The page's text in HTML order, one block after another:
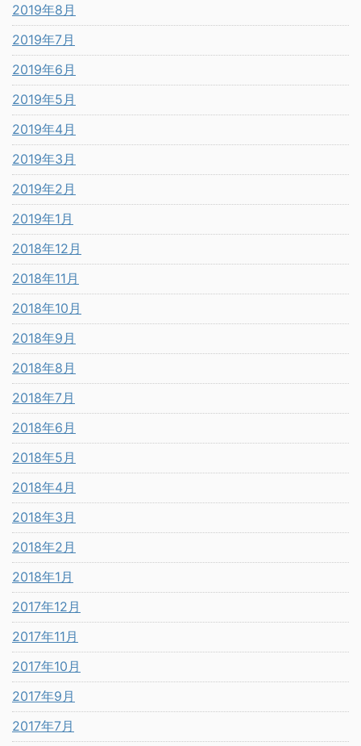
2019年8月
2019年7月
2019年6月
2019年5月
2019年4月
2019年3月
2019年2月
2019年1月
2018年12月
2018年11月
2018年10月
2018年9月
2018年8月
2018年7月
2018年6月
2018年5月
2018年4月
2018年3月
2018年2月
2018年1月
2017年12月
2017年11月
2017年10月
2017年9月
2017年7月